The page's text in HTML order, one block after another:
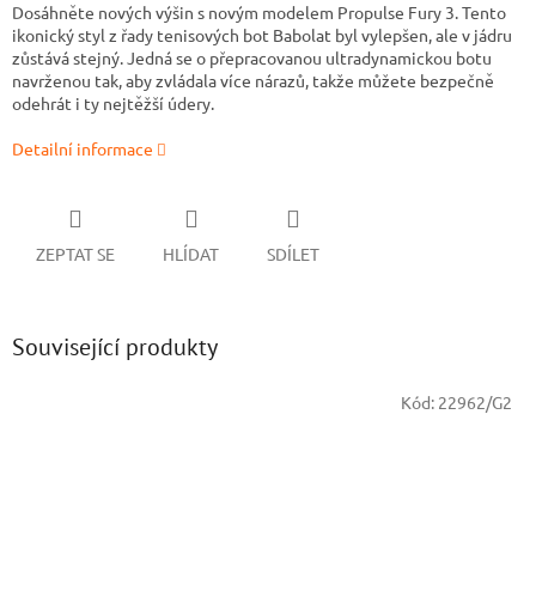
Dosáhněte nových výšin s novým modelem Propulse Fury 3. Tento
ikonický styl z řady tenisových bot Babolat byl vylepšen, ale v jádru
zůstává stejný. Jedná se o přepracovanou ultradynamickou botu
navrženou tak, aby zvládala více nárazů, takže můžete bezpečně
odehrát i ty nejtěžší údery.
Detailní informace
ZEPTAT SE HLÍDAT SDÍLET
Související produkty
Kód: 22962/G2